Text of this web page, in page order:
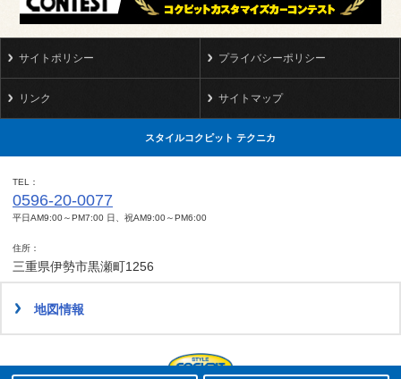
サイトポリシー プライバシーポリシー
リンク サイトマップ
スタイルコクピット テクニカ
TEL
0596-20-0077
平日AM9:00～PM7:00 日、祝AM9:00～PM6:00
住所
三重県伊勢市黒瀬町1256
地図情報